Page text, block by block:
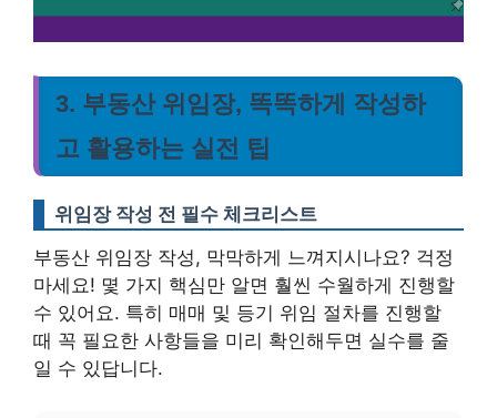
3. 부동산 위임장, 똑똑하게 작성하
고 활용하는 실전 팁
위임장 작성 전 필수 체크리스트
부동산 위임장 작성, 막막하게 느껴지시나요? 걱정
마세요! 몇 가지 핵심만 알면 훨씬 수월하게 진행할
수 있어요. 특히 매매 및 등기 위임 절차를 진행할
때 꼭 필요한 사항들을 미리 확인해두면 실수를 줄
일 수 있답니다.